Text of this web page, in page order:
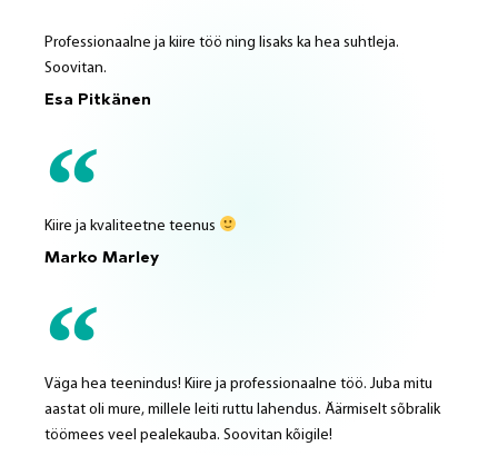
Professionaalne ja kiire töö ning lisaks ka hea suhtleja.
Soovitan.
Esa Pitkänen
Kiire ja kvaliteetne teenus
Marko Marley
Väga hea teenindus! Kiire ja professionaalne töö. Juba mitu
aastat oli mure, millele leiti ruttu lahendus. Äärmiselt sõbralik
töömees veel pealekauba. Soovitan kõigile!